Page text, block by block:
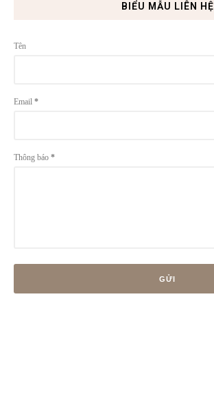
BIỂU MẪU LIÊN HỆ
Tên
Email *
Thông báo *